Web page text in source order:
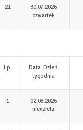
21
30.07.2026
czwartek
Lp.
Data, Dzień
tygodnia
1
02.08.2026
niedziela